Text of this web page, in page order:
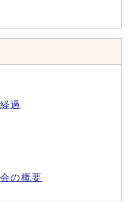
過
の概要